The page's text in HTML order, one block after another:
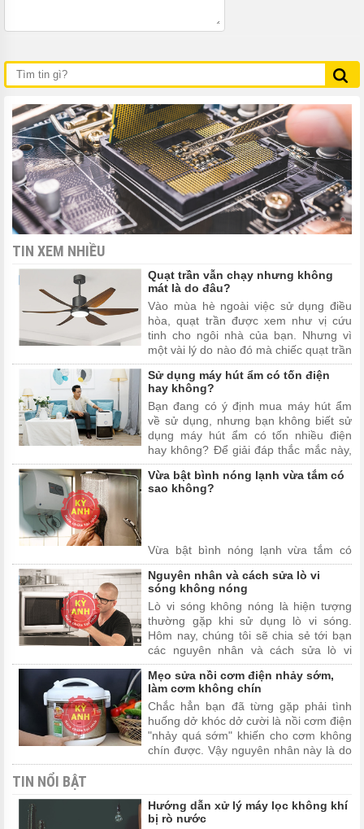
TIN XEM NHIỀU
Quạt trần vẫn chạy nhưng không
mát là do đâu?
Vào mùa hè ngoài việc sử dụng điều
hòa, quạt trần được xem như vị cứu
tinh cho ngôi nhà của bạn. Nhưng vì
một vài lý do nào đó mà chiếc quạt trần
nhà bạn bật lên lại không mát. Hãy
cùng chúng tôi đi tìm câu trả lời chính
xác nhất trong vài viết này nhé
Sử dụng máy hút ẩm có tốn điện
hay không?
Bạn đang có ý định mua máy hút ẩm
về sử dụng, nhưng bạn không biết sử
dụng máy hút ẩm có tốn nhiều điện
hay không? Để giải đáp thắc mắc này,
mời bạn đọc hãy cùng Kỳ Anh Sửa
Chữa Tại Nhà đi tìm câu trả lời cho câu
hỏi "sử dụng máy hút ẩm có tốn điện
Vừa bật bình nóng lạnh vừa tắm có
sao không?
Vừa bật bình nóng lạnh vừa tắm có
sao không?, đang là câu hỏi được
nhiều người sử dụng quan tâm. Nhất là
khi thời tiết nước ta đang bắt đầu trời
trở lạnh, nhu cầu sử dụng bình nóng
lạnh ngày càng tăng. Để giải đáp thắc
mắc này mời bạn tham ...
Nguyên nhân và cách sửa lò vi
sóng không nóng
Lò vi sóng không nóng là hiện tượng
thường gặp khi sử dụng lò vi sóng.
Hôm nay, chúng tôi sẽ chia sẻ tới bạn
các nguyên nhân và cách sửa lò vi
sóng không nóng mà bất cứ ai cũng có
thể sửa được tại nhà. Mời bạn theo dõi
bài viết dưới đây.
Mẹo sửa nồi cơm điện nhảy sớm,
làm cơm không chín
Chắc hẳn bạn đã từng gặp phải tình
huống dở khóc dở cười là nồi cơm điện
"nhảy quá sớm" khiến cho cơm không
chín được. Vậy nguyên nhân này là do
đâu? Cách sửa chữa như thế nào?
TIN NỔI BẬT
Hướng dẫn xử lý máy lọc không khí
bị rò nước